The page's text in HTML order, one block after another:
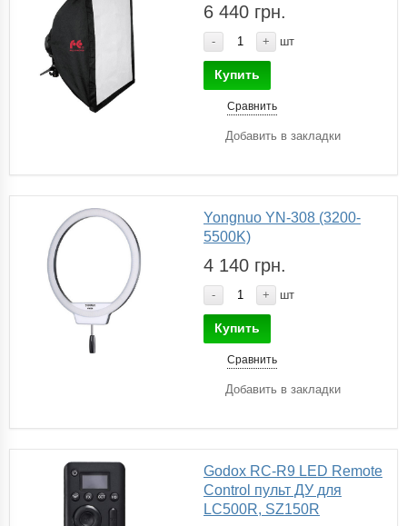
6 440 грн.
- + шт
Купить
Сравнить
Добавить в закладки
Yongnuo YN-308 (3200-
5500K)
4 140 грн.
- + шт
Купить
Сравнить
Добавить в закладки
Godox RC-R9 LED Remote
Control пульт ДУ для
LC500R, SZ150R